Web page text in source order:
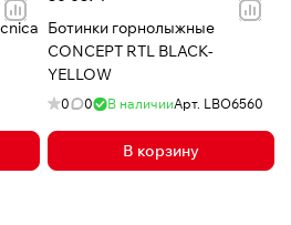
Ботинки горнолыжные
CONCEPT RTL BLACK-
YELLOW
0 0 В наличииАрт. LBO6560
В корзину